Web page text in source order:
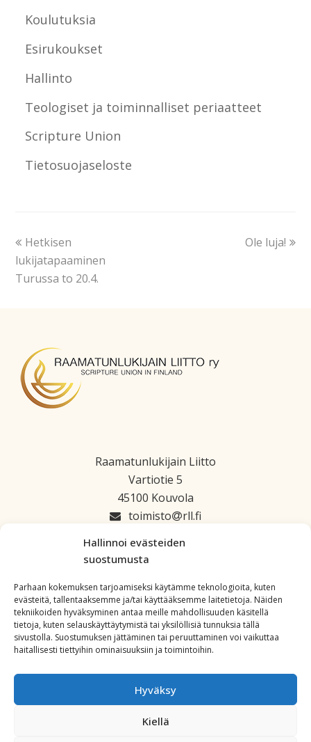
Hallinnoi evästeiden
suostumusta
Parhaan kokemuksen tarjoamiseksi käytämme teknologioita, kuten
evästeitä, tallentaaksemme ja/tai käyttääksemme laitetietoja. Näiden
tekniikoiden hyväksyminen antaa meille mahdollisuuden käsitellä
tietoja, kuten selauskäyttäytymistä tai yksilöllisiä tunnuksia tällä
sivustolla. Suostumuksen jättäminen tai peruuttaminen voi vaikuttaa
haitallisesti tiettyihin ominaisuuksiin ja toimintoihin.
Hyväksy
Kiellä
Koulutuksia
Esirukoukset
Hallinto
Teologiset ja toiminnalliset periaatteet
Scripture Union
Tietosuojaseloste
Hetkisen
lukijatapaaminen
Turussa to 20.4.
Ole luja!
Raamatunlukijain Liitto
Vartiotie 5
45100 Kouvola
toimisto
rll.fi